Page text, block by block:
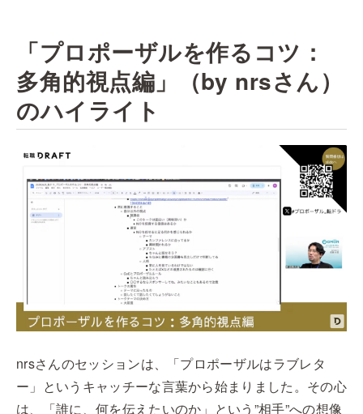
「プロポーザルを作るコツ：
多角的視点編」（by nrsさん）
のハイライト
nrsさんのセッションは、「プロポーザルはラブレタ
ー」というキャッチーな言葉から始まりました。その心
は、「誰に、何を伝えたいのか」という”相手”への想像